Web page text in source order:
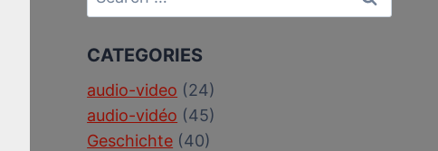
for:
CATEGORIES
audio-video (24)
audio-vidéo (45)
Geschichte (40)